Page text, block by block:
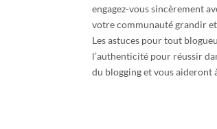
engagez-vous sincèrement
votre communauté grandir
Les astuces pour tout
l’authenticité pour réussir
du blogging et vous aideront